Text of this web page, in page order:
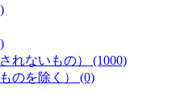
れないもの） (1000)
のを除く） (0)